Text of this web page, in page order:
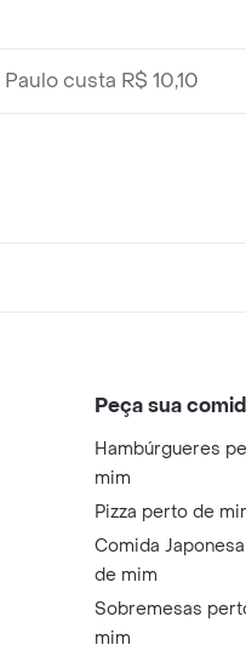
custa R$ 10,10
Peça sua
Hambúrgueres
mim
Pizza perto de
Comida
de mim
Sobremesas
mim